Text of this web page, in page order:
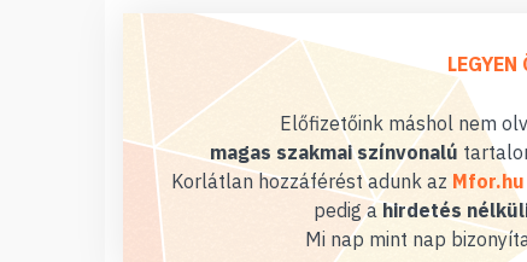
Előfizetőink máshol nem
magas szakmai színvonalú
Korlátlan hozzáférést adunk az Mfor.hu
pedig ahirdetés
Mi nap mint nap